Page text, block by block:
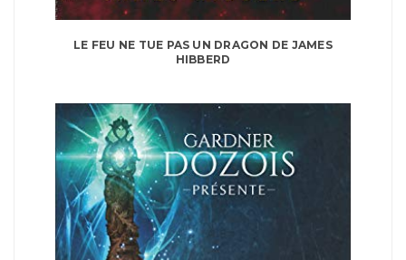
LE FEU NE TUE PAS UN DRAGON DE JAMES
HIBBERD